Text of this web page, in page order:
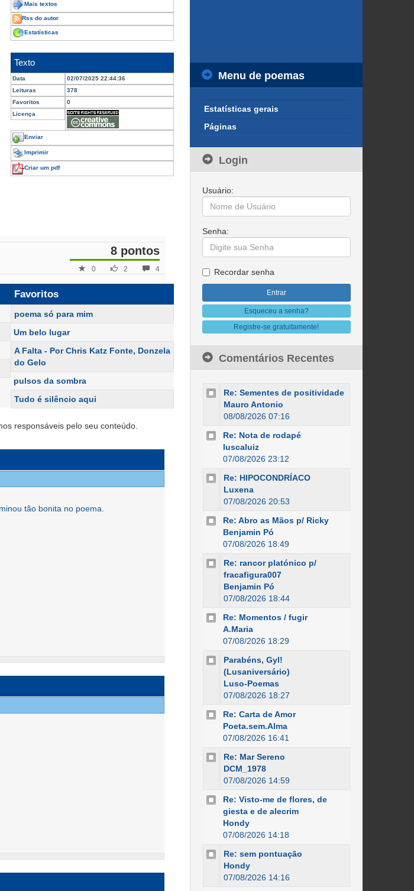
Mais textos
Rss do autor
Estatísticas
Texto
Data
02/07/2025 22:44:36
Leituras
378
Favoritos
0
Licença
Enviar
Imprimir
Criar um pdf
8 pontos
4
2
0
Favoritos
poema só para mim
Um belo lugar
A Falta - Por Chris Katz Fonte, Donzela
do Gelo
pulsos da sombra
Tudo é silêncio aqui
responsáveis pelo seu conteúdo.
tão bonita no poema.
Menu de poemas
Estatísticas gerais
Páginas
Login
Usuário:
Senha:
Recordar senha
Esqueceu a senha?
Registre-se gratuitamente!
Comentários Recentes
Re: Sementes de positividade
Mauro Antonio
08/08/2026 07:16
Re: Nota de rodapé
luscaluiz
07/08/2026 23:12
Re: HIPOCONDRÍACO
Luxena
07/08/2026 20:53
Re: Abro as Mãos p/ Ricky
Benjamin Pó
07/08/2026 18:49
Re: rancor platónico p/
fracafigura007
Benjamin Pó
07/08/2026 18:44
Re: Momentos / fugir
A.Maria
07/08/2026 18:29
Parabéns, Gyl!
(Lusaniversário)
Luso-Poemas
07/08/2026 18:27
Re: Carta de Amor
Poeta.sem.Alma
07/08/2026 16:41
Re: Mar Sereno
DCM_1978
07/08/2026 14:59
Re: Visto-me de flores, de
giesta e de alecrim
Hondy
07/08/2026 14:18
Re: sem pontuação
Hondy
07/08/2026 14:16